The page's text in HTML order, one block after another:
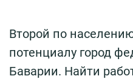
Второй по
потенциалу город
Баварии. Найти